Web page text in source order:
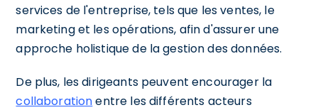
services de l'entreprise, tels que les ventes, le
marketing et les opérations, afin d'assurer une
approche holistique de la gestion des données.
De plus, les dirigeants peuvent encourager la
collaborationentre les différents acteurs